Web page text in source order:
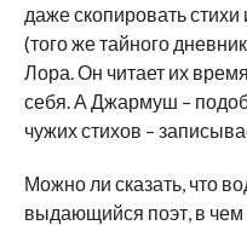
даже скопировать стихи
(того же тайного
Лора. Он читает их
себя. А Джармуш –
чужих стихов –
Можно ли сказать, что
выдающийся поэт, в чем